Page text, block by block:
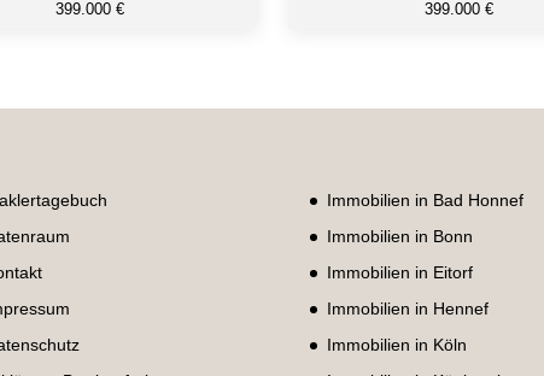
399.000 € 399.000 €
Immobilien in Bad Honnef
Immobilien in Bonn
Immobilien in Eitorf
Immobilien in Hennef
Immobilien in Köln